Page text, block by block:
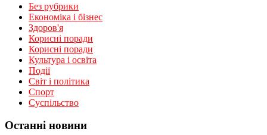
Без рубрики
Економіка і бізнес
Здоров'я
Корисні поради
Корисні поради
Культура і освіта
Події
Світ і політика
Спорт
Суспільство
Останні новини